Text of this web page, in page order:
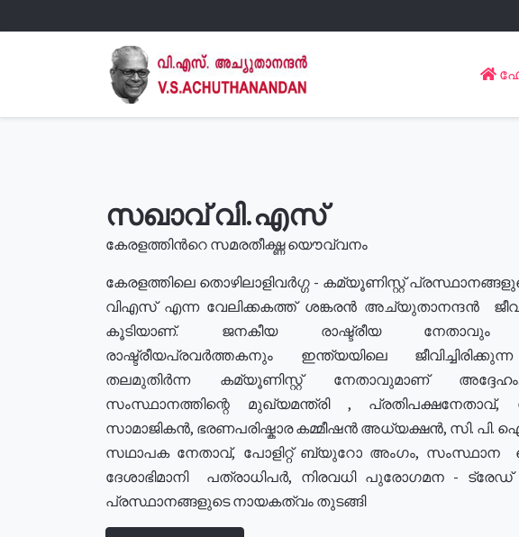
സഖാവ് വി.എസ്
കേരളത്തിൻറെ സമരതീക്ഷ്ണ യൌവ്വനം
കേരളത്തിലെ തൊഴിലാളിവർഗ്ഗ - കമ്യൂണിസ്റ്റ്
വിഎസ് എന്ന വേലിക്കകത്ത് ശങ്കരൻ അച്യുതാനന്ദൻ
കൂടിയാണ്. ജനകീയ രാഷ്ട്രീയ നേതാവും
രാഷ്ട്രീയപ്രവർത്തകനും ഇന്ത്യയിലെ
തലമുതിർന്ന കമ്യൂണിസ്റ്റ് നേതാവുമാണ്
സംസ്ഥാനത്തിന്റെ മുഖ്യമന്ത്രി , പ്രതിപക്ഷനേതാവ്,
സാമാജികൻ, ഭരണപരിഷ്കാര കമ്മീഷൻ അധ്യക്ഷൻ, സി. പി. ഐ.
സഥാപക നേതാവ്, പോളിറ്റ് ബ്യുറോ അംഗം, സംസ്ഥാന
ദേശാഭിമാനി പത്രാധിപർ, നിരവധി പുരോഗമന -
പ്രസ്ഥാനങ്ങളുടെ നായകത്വം തുടങ്ങി